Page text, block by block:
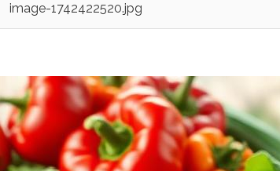
image-1742422520.jpg